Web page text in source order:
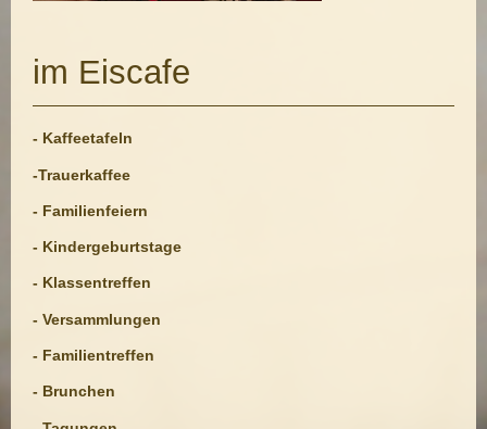
im Eiscafe
- Kaffeetafeln
-Trauerkaffee
- Familienfeiern
- Kindergeburtstage
- Klassentreffen
- Versammlungen
- Familientreffen
- Brunchen